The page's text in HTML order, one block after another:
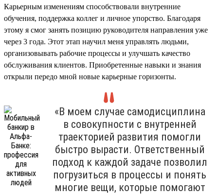
Карьерным изменениям способствовали внутренние
обучения, поддержка коллег и личное упорство. Благодаря
этому я смог занять позицию руководителя направления уже
через 3 года. Этот этап научил меня управлять людьми,
организовывать рабочие процессы и улучшать качество
обслуживания клиентов. Приобретенные навыки и знания
открыли передо мной новые карьерные горизонты.
«В моем случае самодисциплина
в совокупности с внутренней
траекторией развития помогли
быстро вырасти. Ответственный
подход к каждой задаче позволил
погрузиться в процессы и понять
многие вещи, которые помогают